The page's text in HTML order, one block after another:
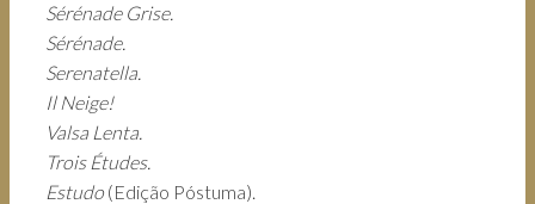
Sérénade Grise.
Sérénade.
Serenatella.
Il Neige!
Valsa Lenta.
Trois Études.
Estudo (Edição Póstuma).